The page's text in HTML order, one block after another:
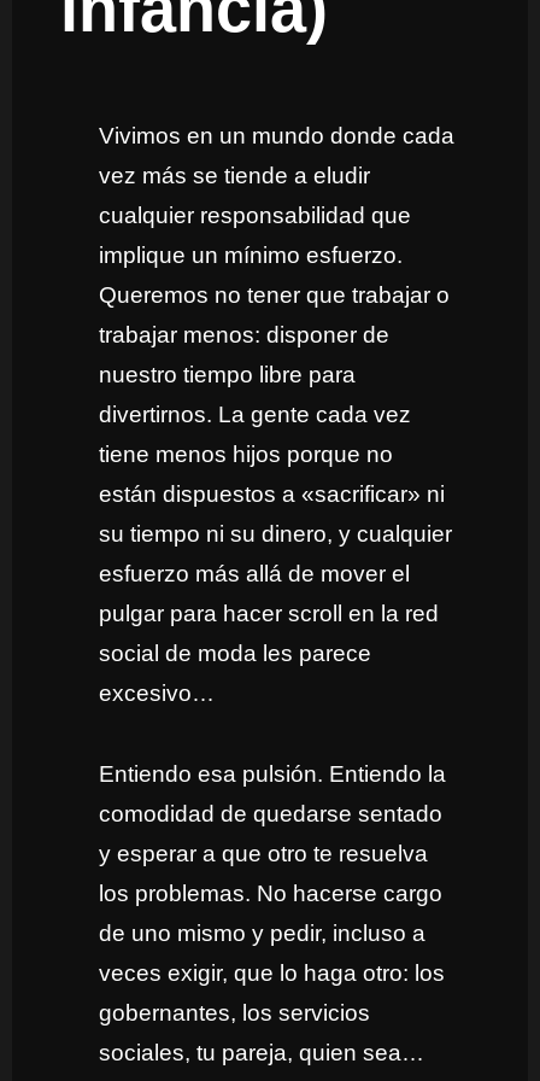
Vivimos en un mundo donde cada
vez más se tiende a eludir
cualquier responsabilidad que
implique un mínimo esfuerzo.
Queremos no tener que trabajar o
trabajar menos: disponer de
nuestro tiempo libre para
divertirnos. La gente cada vez
tiene menos hijos porque no
están dispuestos a «sacrificar» ni
su tiempo ni su dinero, y cualquier
esfuerzo más allá de mover el
pulgar para hacer scroll en la red
social de moda les parece
excesivo…
Entiendo esa pulsión. Entiendo la
comodidad de quedarse sentado
y esperar a que otro te resuelva
los problemas. No hacerse cargo
de uno mismo y pedir, incluso a
veces exigir, que lo haga otro: los
gobernantes, los servicios
sociales, tu pareja, quien sea…